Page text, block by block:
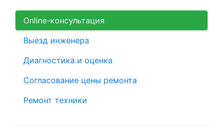
Online-консультация
Выезд инженера
Диагностика и оценка
Согласование цены ремонта
Ремонт техники